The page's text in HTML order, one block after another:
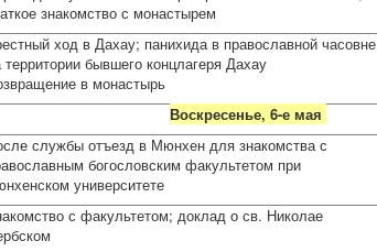
знакомство с монастырем
ход в Дахау; панихида в православной часовне
территории бывшего концлагеря Дахау
в монастырь
Воскресенье, 6-е мая
службы отъезд в Мюнхен для знакомства с
богословским факультетом при
университете
с факультетом; доклад о св. Николае